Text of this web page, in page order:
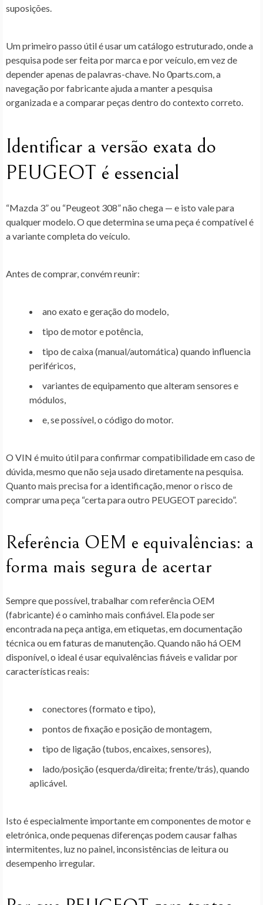
suposições.
Um primeiro passo útil é usar um catálogo estruturado, onde a
pesquisa pode ser feita por marca e por veículo, em vez de
depender apenas de palavras-chave. No 0parts.com, a
navegação por fabricante ajuda a manter a pesquisa
organizada e a comparar peças dentro do contexto correto.
Identificar a versão exata do
PEUGEOT é essencial
“Mazda 3” ou “Peugeot 308” não chega — e isto vale para
qualquer modelo. O que determina se uma peça é compatível é
a variante completa do veículo.
Antes de comprar, convém reunir:
ano exato e geração do modelo,
tipo de motor e potência,
tipo de caixa (manual/automática) quando influencia
periféricos,
variantes de equipamento que alteram sensores e
módulos,
e, se possível, o código do motor.
O VIN é muito útil para confirmar compatibilidade em caso de
dúvida, mesmo que não seja usado diretamente na pesquisa.
Quanto mais precisa for a identificação, menor o risco de
comprar uma peça “certa para outro PEUGEOT parecido”.
Referência OEM e equivalências: a
forma mais segura de acertar
Sempre que possível, trabalhar com referência OEM
(fabricante) é o caminho mais confiável. Ela pode ser
encontrada na peça antiga, em etiquetas, em documentação
técnica ou em faturas de manutenção. Quando não há OEM
disponível, o ideal é usar equivalências fiáveis e validar por
características reais:
conectores (formato e tipo),
pontos de fixação e posição de montagem,
tipo de ligação (tubos, encaixes, sensores),
lado/posição (esquerda/direita; frente/trás), quando
aplicável.
Isto é especialmente importante em componentes de motor e
eletrónica, onde pequenas diferenças podem causar falhas
intermitentes, luz no painel, inconsistências de leitura ou
desempenho irregular.